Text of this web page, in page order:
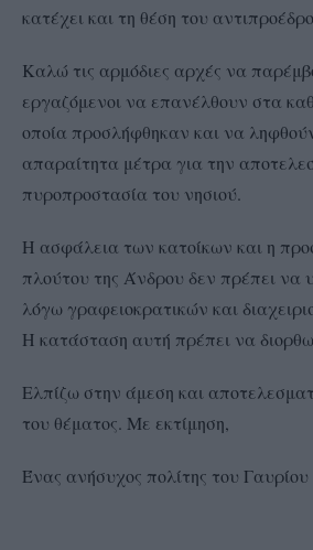
κατέχει και τη θέση του
Καλώ τις αρμόδιες αρχές να
εργαζόμενοι να επανέλθουν στα
οποία προσλήφθηκαν και να
απαραίτητα μέτρα για την
πυροπροστασία του νησιού.
Η ασφάλεια των κατοίκων και η
πλούτου της Άνδρου δεν πρέπει να
λόγω γραφειοκρατικών και
Η κατάσταση αυτή πρέπει να
Ελπίζω στην άμεση και
του θέματος. Με εκτίμηση,
Ένας ανήσυχος πολίτης του Γαυρίου